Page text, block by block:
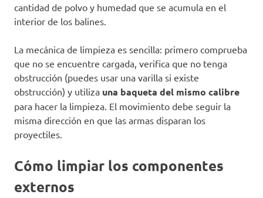
cantidad de polvo y humedad que se acumula en el
interior de los balines.
La mecánica de limpieza es sencilla: primero comprueba
que no se encuentre cargada, verifica que no tenga
obstrucción (puedes usar una varilla si existe
obstrucción) y utiliza una baqueta del mismo calibre
para hacer la limpieza. El movimiento debe seguir la
misma dirección en que las armas disparan los
proyectiles.
Cómo limpiar los componentes
externos